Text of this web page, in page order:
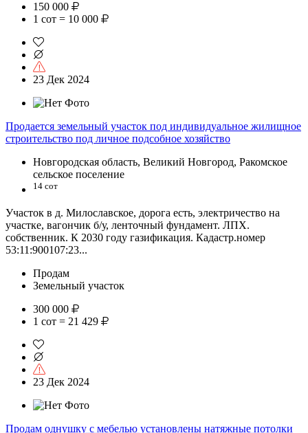
150 000
1 сот = 10 000
23 Дек 2024
Продается земельный участок под индивидуальное жилищное
строительство под личное подсобное хозяйство
Новгородская область, Великий Новгород, Ракомское
сельское поселение
14 сот
Участок в д. Милославское, дорога есть, электричество на
участке, вагончик б/у, ленточный фундамент. ЛПХ.
собственник. К 2030 году газификация. Кадастр.номер
53:11:900107:23...
Продам
Земельный участок
300 000
1 сот = 21 429
23 Дек 2024
Продам однушку с мебелью установлены натяжные потолки